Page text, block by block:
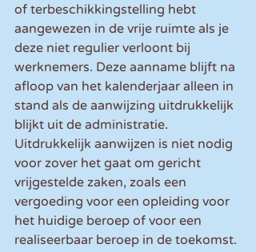
of terbeschikkingstelling hebt
aangewezen in de vrije ruimte als je
deze niet regulier verloont bij
werknemers. Deze aanname blijft na
afloop van het kalenderjaar alleen in
stand als de aanwijzing uitdrukkelijk
blijkt uit de administratie.
Uitdrukkelijk aanwijzen is niet nodig
voor zover het gaat om gericht
vrijgestelde zaken, zoals een
vergoeding voor een opleiding voor
het huidige beroep of voor een
realiseerbaar beroep in de toekomst.